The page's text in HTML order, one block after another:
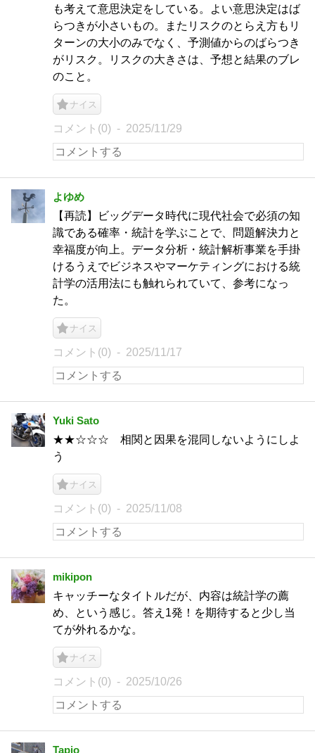
も考えて意思決定をしている。よい意思決定はば
らつきが小さいもの。またリスクのとらえ方もリ
ターンの大小のみでなく、予測値からのばらつき
がリスク。リスクの大きさは、予想と結果のブレ
のこと。
ナイス
コメント(0) 2025/11/29
よゆめ
【再読】ビッグデータ時代に現代社会で必須の知
識である確率・統計を学ぶことで、問題解決力と
幸福度が向上。データ分析・統計解析事業を手掛
けるうえでビジネスやマーケティングにおける統
計学の活用法にも触れられていて、参考になっ
た。
ナイス
コメント(0) 2025/11/17
Yuki Sato
★★☆☆☆ 相関と因果を混同しないようにしよ
う
ナイス
コメント(0) 2025/11/08
mikipon
キャッチーなタイトルだが、内容は統計学の薦
め、という感じ。答え1発！を期待すると少し当
てが外れるかな。
ナイス
コメント(0) 2025/10/26
Tapio